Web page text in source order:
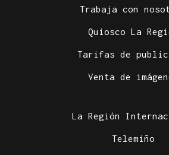
Trabaja con
Quiosco La
Tarifas de
Venta de
La Región
Telemiño